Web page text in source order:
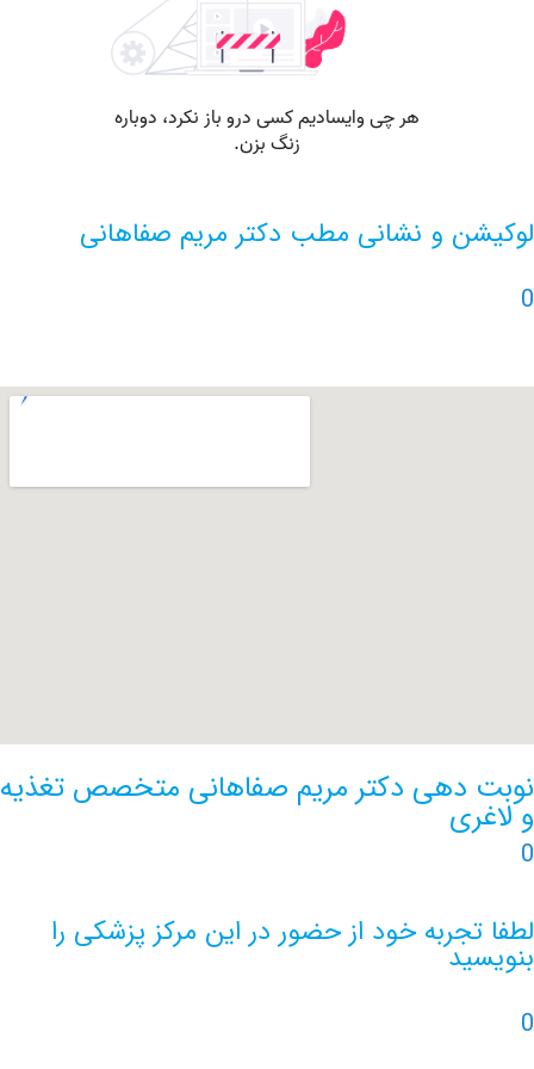
و نشانی مطب دکتر مریم صفاهانی
دکتر مریم صفاهانی متخصص تغذیه
خود از حضور در این مرکز پزشکی را